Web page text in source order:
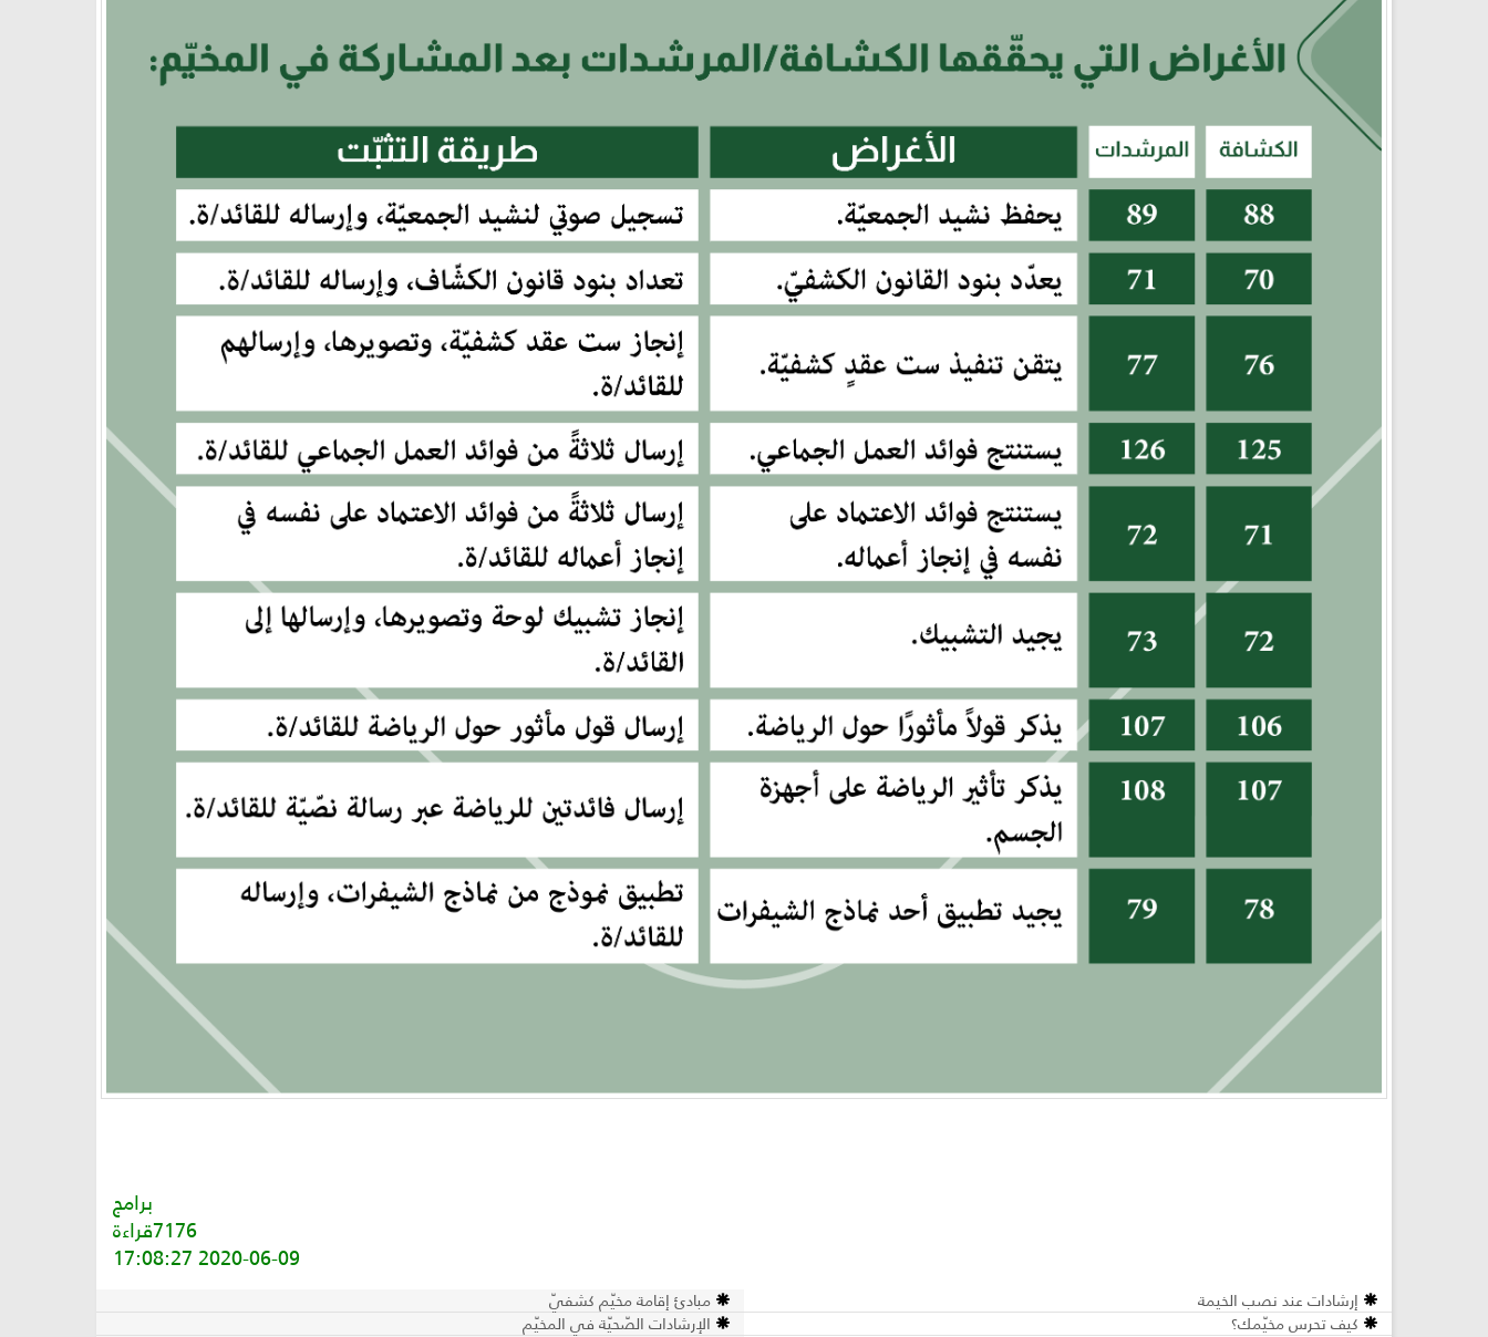
برامج
7176قراءة
2020-06-09 17:08:27
إرشادات عند نصب الخيمة
مبادئ إقامة مخيّم كشفيّ
كيف تحرس مخيّمك؟
الإرشادات الصّحيّة في المخيّم